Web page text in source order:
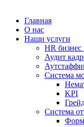
Главная
О нас
Наши услуги
HR бизнес
Аудит
Система
KPI
Система